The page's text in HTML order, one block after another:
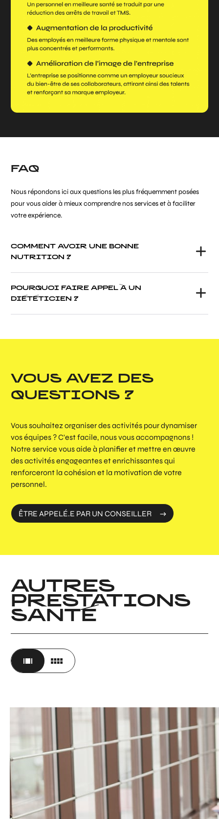
FAQ
Nous répondons ici aux questions les plus fréquemment posées
pour vous aider à mieux comprendre nos services et à faciliter
votre expérience.
COMMENT AVOIR UNE BONNE
NUTRITION ?
POURQUOI FAIRE APPEL À UN
DIÉTÉTICIEN ?
VOUS AVEZ DES
QUESTIONS ?
Vous souhaitez organiser des activités pour dynamiser
vos équipes ? C'est facile, nous vous accompagnons !
Notre service vous aide à planifier et mettre en œuvre
des activités engageantes et enrichissantes qui
renforceront la cohésion et la motivation de votre
personnel.
ÊTRE APPELÉ.E PAR UN CONSEILLER
AUTRES
PRESTATIONS
SANTÉ